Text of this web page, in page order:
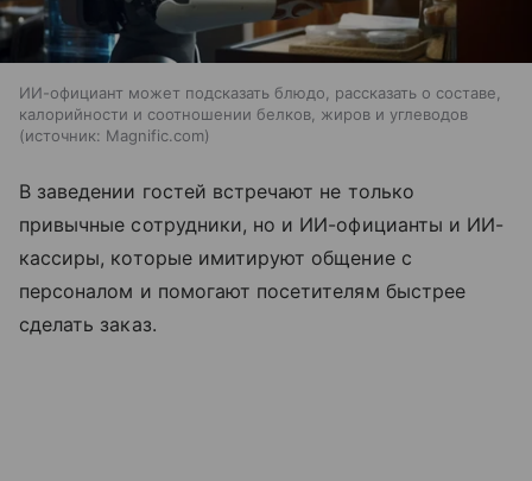
ИИ-официант может подсказать блюдо, рассказать о составе,
калорийности и соотношении белков, жиров и углеводов
источник: Magnific.com
В заведении гостей встречают не только
привычные сотрудники, но и ИИ-официанты и ИИ-
кассиры, которые имитируют общение с
персоналом и помогают посетителям быстрее
сделать заказ.